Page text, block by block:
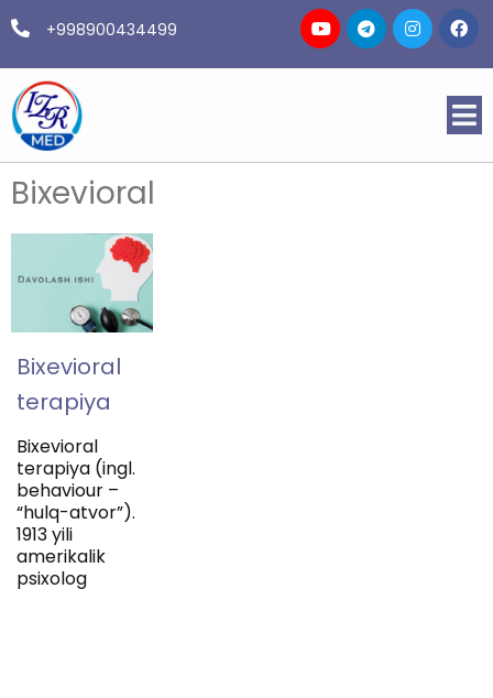
+998900434499
Bixevioral
Bixevioral
terapiya
Bixevioral
terapiya (ingl.
behaviour –
“hulq-atvor”).
1913 yili
amerikalik
psixolog